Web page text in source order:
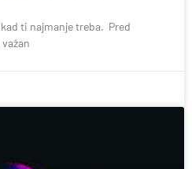
ti najmanje treba. Pred